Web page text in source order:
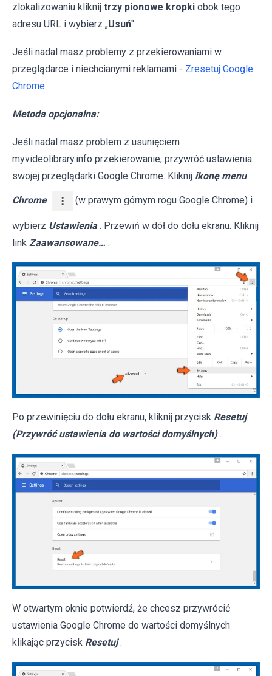
zlokalizowaniu kliknij trzy pionowe kropki obok tego
adresu URL i wybierz „Usuń".
Jeśli nadal masz problemy z przekierowaniami w
przeglądarce i niechcianymi reklamami - Zresetuj Google
Chrome.
Metoda opcjonalna:
Jeśli nadal masz problem z usunięciem
myvideolibrary.info przekierowanie, przywróć ustawienia
swojej przeglądarki Google Chrome. Kliknij ikonę menu
Chrome (w prawym górnym rogu Google Chrome) i
wybierz Ustawienia . Przewiń w dół do dołu ekranu. Kliknij
link Zaawansowane… .
Po przewinięciu do dołu ekranu, kliknij przycisk Resetuj
(Przywróć ustawienia do wartości domyślnych) .
W otwartym oknie potwierdź, że chcesz przywrócić
ustawienia Google Chrome do wartości domyślnych
klikając przycisk Resetuj .